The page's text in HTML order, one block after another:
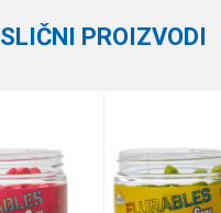
SLIČNI PROIZVODI